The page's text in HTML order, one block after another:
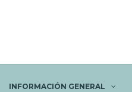
INFORMACIÓN GENERAL